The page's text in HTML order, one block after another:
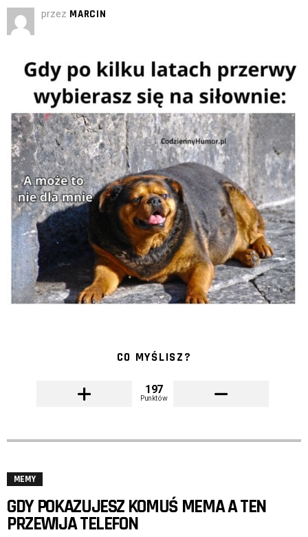
przez MARCIN
CO MYŚLISZ?
197
Punktów
MEMY
GDY POKAZUJESZ KOMUŚ MEMA A TEN
PRZEWIJA TELEFON